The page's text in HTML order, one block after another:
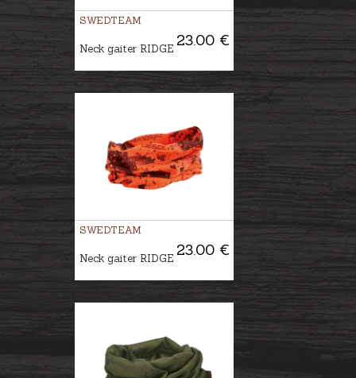
SWEDTEAM
23.00 €
Neck gaiter RIDGE
SWEDTEAM
23.00 €
Neck gaiter RIDGE